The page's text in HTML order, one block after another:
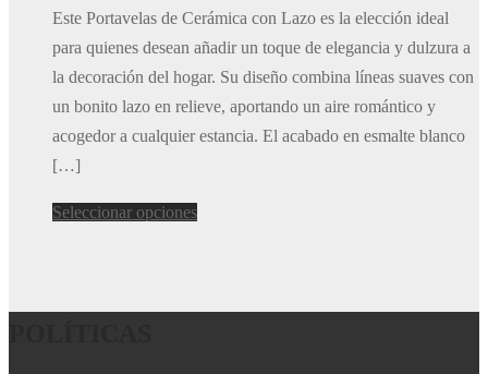
precios:
desde
12,99€
hasta
15,99€
Este Portavelas de Cerámica con Lazo es la elección ideal
para quienes desean añadir un toque de elegancia y dulzura a
la decoración del hogar. Su diseño combina líneas suaves con
un bonito lazo en relieve, aportando un aire romántico y
acogedor a cualquier estancia. El acabado en esmalte blanco
[…]
Seleccionar opcionesEste